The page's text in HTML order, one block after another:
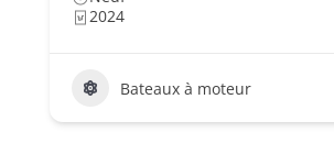
2024
Bateaux à moteur